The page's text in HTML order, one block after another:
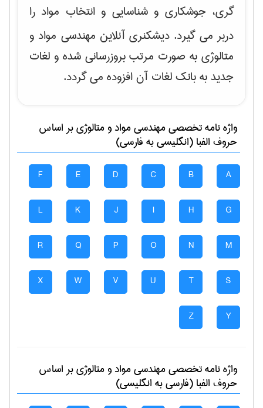
گری، جوشکاری و شناسایی و انتخاب مواد را
دربر می گیرد. دیشکنری آنلاین مهندسی مواد و
متالوژی به صورت مرتب بروزرسانی شده و لغات
جدید به بانک لغات آن افزوده می گردد.
واژه نامه تخصصیمهندسی مواد و متالوژیبر اساس
حروف الفبا (انگلیسی به فارسی)
A
B
C
D
E
F
G
H
I
J
K
L
M
N
O
P
Q
R
S
T
U
V
W
X
Y
Z
واژه نامه تخصصیمهندسی مواد و متالوژیبر اساس
حروف الفبا (فارسی به انگلیسی)